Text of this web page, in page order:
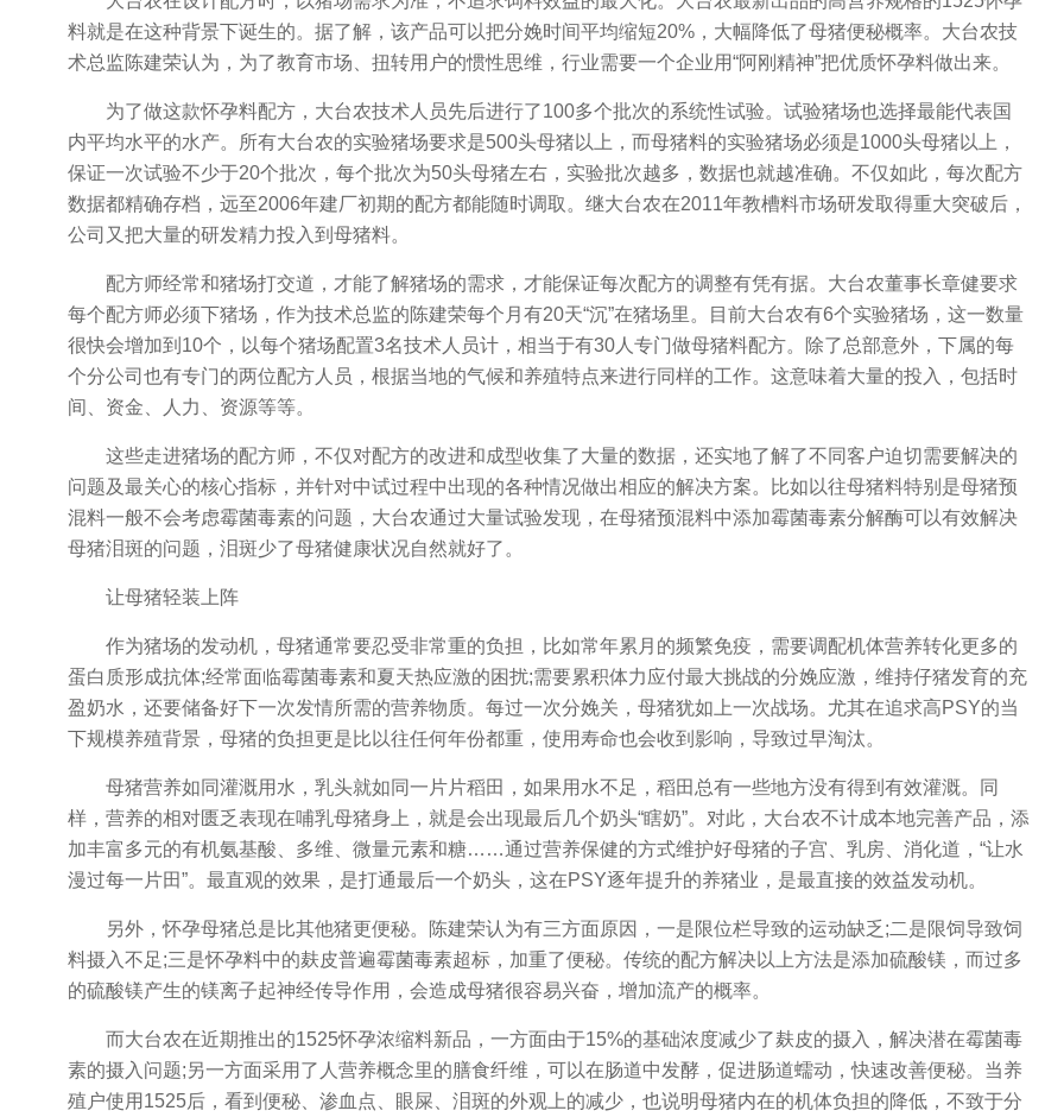
料就是在这种背景下诞生的。据了解，该产品可以把分娩时间平均缩短20%，大幅降低了母猪便秘概率。大台农技
术总监陈建荣认为，为了教育市场、扭转用户的惯性思维，行业需要一个企业用“阿刚精神”把优质怀孕料做出来。
为了做这款怀孕料配方，大台农技术人员先后进行了100多个批次的系统性试验。试验猪场也选择最能代表国
内平均水平的水产。所有大台农的实验猪场要求是500头母猪以上，而母猪料的实验猪场必须是1000头母猪以上，
保证一次试验不少于20个批次，每个批次为50头母猪左右，实验批次越多，数据也就越准确。不仅如此，每次配方
数据都精确存档，远至2006年建厂初期的配方都能随时调取。继大台农在2011年教槽料市场研发取得重大突破后，
公司又把大量的研发精力投入到母猪料。
配方师经常和猪场打交道，才能了解猪场的需求，才能保证每次配方的调整有凭有据。大台农董事长章健要求
每个配方师必须下猪场，作为技术总监的陈建荣每个月有20天“沉”在猪场里。目前大台农有6个实验猪场，这一数量
很快会增加到10个，以每个猪场配置3名技术人员计，相当于有30人专门做母猪料配方。除了总部意外，下属的每
个分公司也有专门的两位配方人员，根据当地的气候和养殖特点来进行同样的工作。这意味着大量的投入，包括时
间、资金、人力、资源等等。
这些走进猪场的配方师，不仅对配方的改进和成型收集了大量的数据，还实地了解了不同客户迫切需要解决的
问题及最关心的核心指标，并针对中试过程中出现的各种情况做出相应的解决方案。比如以往母猪料特别是母猪预
混料一般不会考虑霉菌毒素的问题，大台农通过大量试验发现，在母猪预混料中添加霉菌毒素分解酶可以有效解决
母猪泪斑的问题，泪斑少了母猪健康状况自然就好了。
让母猪轻装上阵
作为猪场的发动机，母猪通常要忍受非常重的负担，比如常年累月的频繁免疫，需要调配机体营养转化更多的
蛋白质形成抗体;经常面临霉菌毒素和夏天热应激的困扰;需要累积体力应付最大挑战的分娩应激，维持仔猪发育的充
盈奶水，还要储备好下一次发情所需的营养物质。每过一次分娩关，母猪犹如上一次战场。尤其在追求高PSY的当
下规模养殖背景，母猪的负担更是比以往任何年份都重，使用寿命也会收到影响，导致过早淘汰。
母猪营养如同灌溉用水，乳头就如同一片片稻田，如果用水不足，稻田总有一些地方没有得到有效灌溉。同
样，营养的相对匮乏表现在哺乳母猪身上，就是会出现最后几个奶头“瞎奶”。对此，大台农不计成本地完善产品，添
加丰富多元的有机氨基酸、多维、微量元素和糖……通过营养保健的方式维护好母猪的子宫、乳房、消化道，“让水
漫过每一片田”。最直观的效果，是打通最后一个奶头，这在PSY逐年提升的养猪业，是最直接的效益发动机。
另外，怀孕母猪总是比其他猪更便秘。陈建荣认为有三方面原因，一是限位栏导致的运动缺乏;二是限饲导致饲
料摄入不足;三是怀孕料中的麸皮普遍霉菌毒素超标，加重了便秘。传统的配方解决以上方法是添加硫酸镁，而过多
的硫酸镁产生的镁离子起神经传导作用，会造成母猪很容易兴奋，增加流产的概率。
而大台农在近期推出的1525怀孕浓缩料新品，一方面由于15%的基础浓度减少了麸皮的摄入，解决潜在霉菌毒
素的摄入问题;另一方面采用了人营养概念里的膳食纤维，可以在肠道中发酵，促进肠道蠕动，快速改善便秘。当养
殖户使用1525后，看到便秘、渗血点、眼屎、泪斑的外观上的减少，也说明母猪内在的机体负担的降低，不致于分